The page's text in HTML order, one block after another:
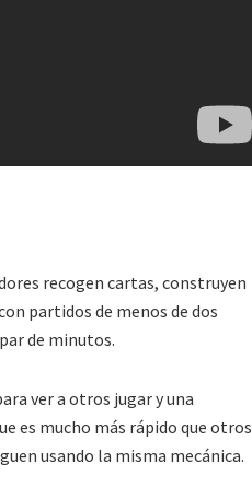
recogen cartas, construyen
partidos de menos de dos
de minutos.
ver a otros jugar y una
es mucho más rápido que otros
usando la misma mecánica.